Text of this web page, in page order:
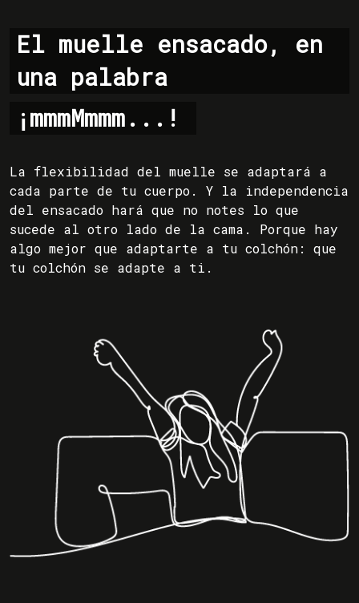
El muelle ensacado, en
una palabra
¡mmmMmmm...!
La flexibilidad del muelle se adaptará a
cada parte de tu cuerpo. Y la independencia
del ensacado hará que no notes lo que
sucede al otro lado de la cama. Porque hay
algo mejor que adaptarte a tu colchón: que
tu colchón se adapte a ti.